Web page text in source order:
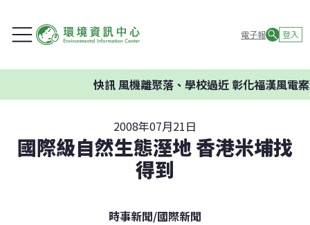
電子報 登入
快訊風機離聚落、學校過近 彰化福漢風電案環
2008年07月21日
國際級自然生態溼地 香港米埔找
得到
時事新聞/國際新聞